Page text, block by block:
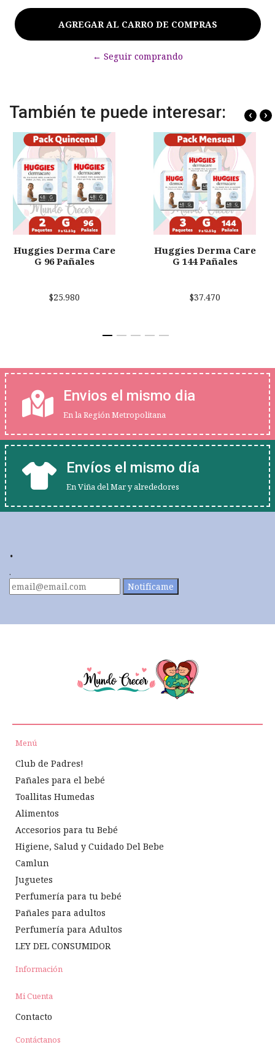
← Seguir comprando
También te puede interesar:
Huggies Derma Care
G 96 Pañales
$25.980
Huggies Derma Care
G 144 Pañales
$37.470
‹ ›
Envios el mismo dia
En la Región Metropolitana
Envíos el mismo día
En Viña del Mar y alrededores
.
.
Notifícame
Menú
Club de Padres!
Pañales para el bebé
Toallitas Humedas
Alimentos
Accesorios para tu Bebé
Higiene, Salud y Cuidado Del Bebe
Camlun
Juguetes
Perfumería para tu bebé
Pañales para adultos
Perfumería para Adultos
LEY DEL CONSUMIDOR
Información
Mi Cuenta
Contacto
Contáctanos